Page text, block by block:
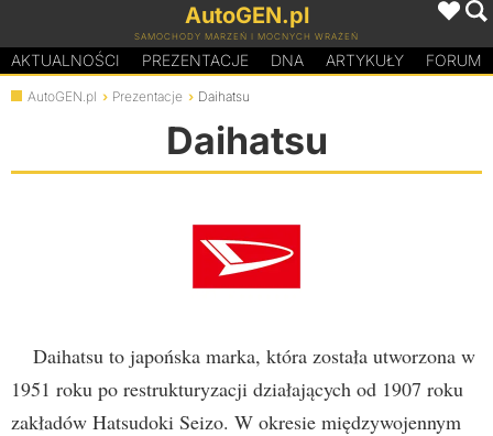
AutoGEN.pl
SAMOCHODY MARZEŃ I MOCNYCH WRAŻEŃ
AKTUALNOŚCI PREZENTACJE DNA ARTYKUŁY FORUM
AutoGEN.pl Prezentacje Daihatsu
Daihatsu
Daihatsu to japońska marka, która została utworzona w
1951 roku po restrukturyzacji działających od 1907 roku
zakładów Hatsudoki Seizo. W okresie międzywojennym